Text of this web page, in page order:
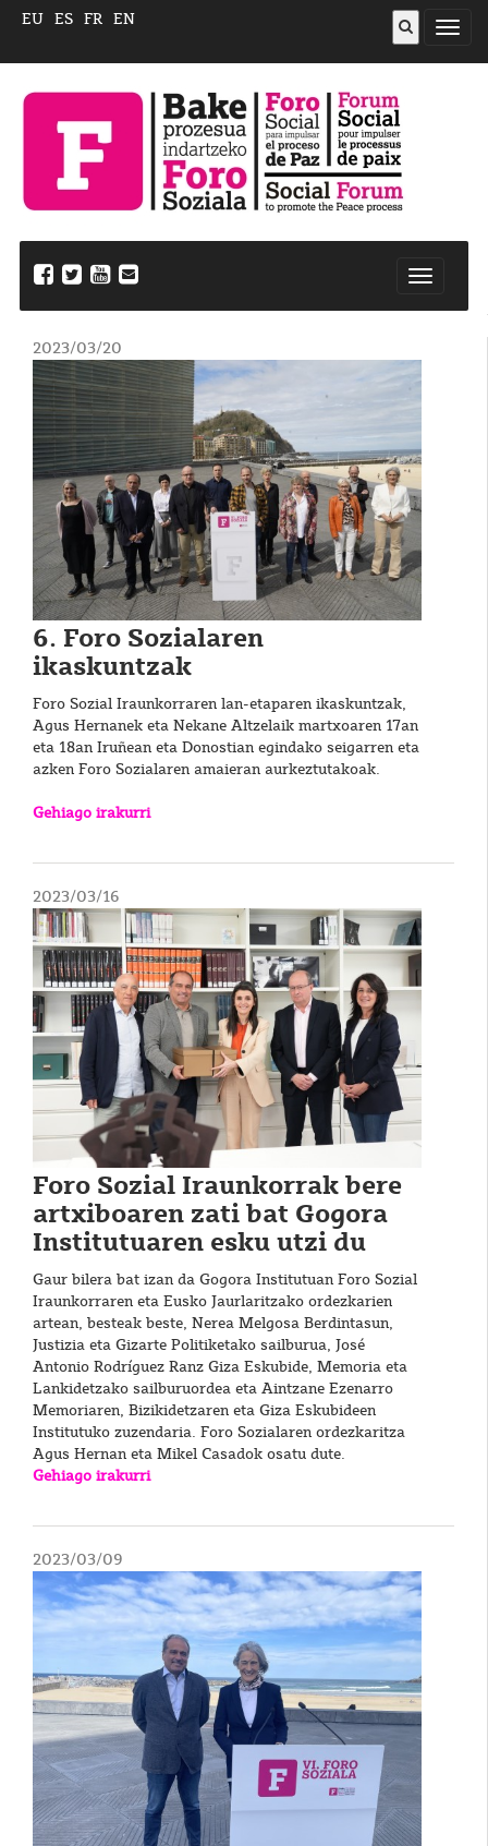
ireki
EU ES FR EN
2023/03/20
6. Foro Sozialaren
ikaskuntzak
Foro Sozial Iraunkorraren lan-etaparen ikaskuntzak,
Agus Hernanek eta Nekane Altzelaik martxoaren 17an
eta 18an Iruñean eta Donostian egindako seigarren eta
azken Foro Sozialaren amaieran aurkeztutakoak.
Gehiago irakurri
2023/03/16
Foro Sozial Iraunkorrak bere
artxiboaren zati bat Gogora
Institutuaren esku utzi du
Gaur bilera bat izan da Gogora Institutuan Foro Sozial
Iraunkorraren eta Eusko Jaurlaritzako ordezkarien
artean, besteak beste, Nerea Melgosa Berdintasun,
Justizia eta Gizarte Politiketako sailburua, José
Antonio Rodríguez Ranz Giza Eskubide, Memoria eta
Lankidetzako sailburuordea eta Aintzane Ezenarro
Memoriaren, Bizikidetzaren eta Giza Eskubideen
Institutuko zuzendaria. Foro Sozialaren ordezkaritza
Agus Hernan eta Mikel Casadok osatu dute.
Gehiago irakurri
2023/03/09